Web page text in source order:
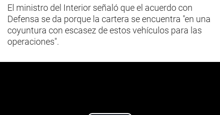
El ministro del Interior señaló que el acuerdo con
Defensa se da porque la cartera se encuentra "en una
coyuntura con escasez de estos vehículos para las
operaciones".